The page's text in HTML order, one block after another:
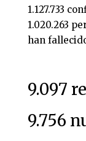
1.127.733
1.020.263
han
9.097
9.756